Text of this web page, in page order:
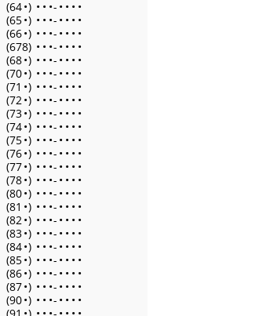
(64•) • • •- • • • •
(65•) • • •- • • • •
(66•) • • •- • • • •
(678) • • •- • • • •
(68•) • • •- • • • •
(70•) • • •- • • • •
(71 •) • • •- • • • •
(72•) • • •- • • • •
(73•) • • •- • • • •
(74•) • • •- • • • •
(75•) • • •- • • • •
(76•) • • •- • • • •
(77•) • • •- • • • •
(78•) • • •- • • • •
(80•) • • •- • • • •
(81 •) • • •- • • • •
(82•) • • •- • • • •
(83•) • • •- • • • •
(84•) • • •- • • • •
(85•) • • •- • • • •
(86•) • • •- • • • •
(87•) • • •- • • • •
(90•) • • •- • • • •